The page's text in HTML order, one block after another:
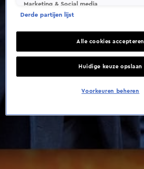
Marketing & Social media
Derde partijen lijst
Alle cookies accepteren
Huidige keuze opslaan
Voorkeuren beheren